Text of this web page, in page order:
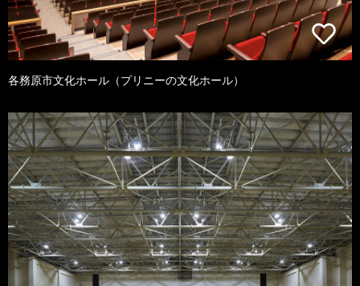
各務原市文化ホール（プリニーの文化ホール）